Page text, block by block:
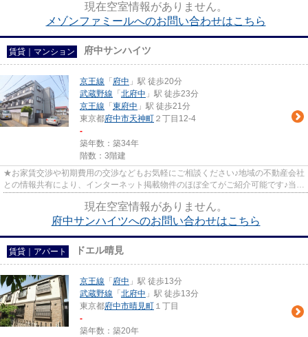
現在空室情報がありません。
メゾンファミールへのお問い合わせはこちら
賃貸｜マンション 府中サンハイツ
京王線 「 府中 」駅 徒歩20分
武蔵野線 「 北府中 」駅 徒歩23分
京王線 「 東府中 」駅 徒歩21分
東京都府中市天神町 ２丁目12-4
-
築年数：築34年
階数：3階建
★お家賃交渉や初期費用の交渉などもお気軽にご相談ください♪地域の不動産会社
との情報共有により、インターネット掲載物件のほぼ全てがご紹介可能です♪当店
現在空室情報がありません。
府中サンハイツへのお問い合わせはこちら
賃貸｜アパート ドエル晴見
京王線 「 府中 」駅 徒歩13分
武蔵野線 「 北府中 」駅 徒歩13分
東京都府中市晴見町 １丁目
-
築年数：築20年